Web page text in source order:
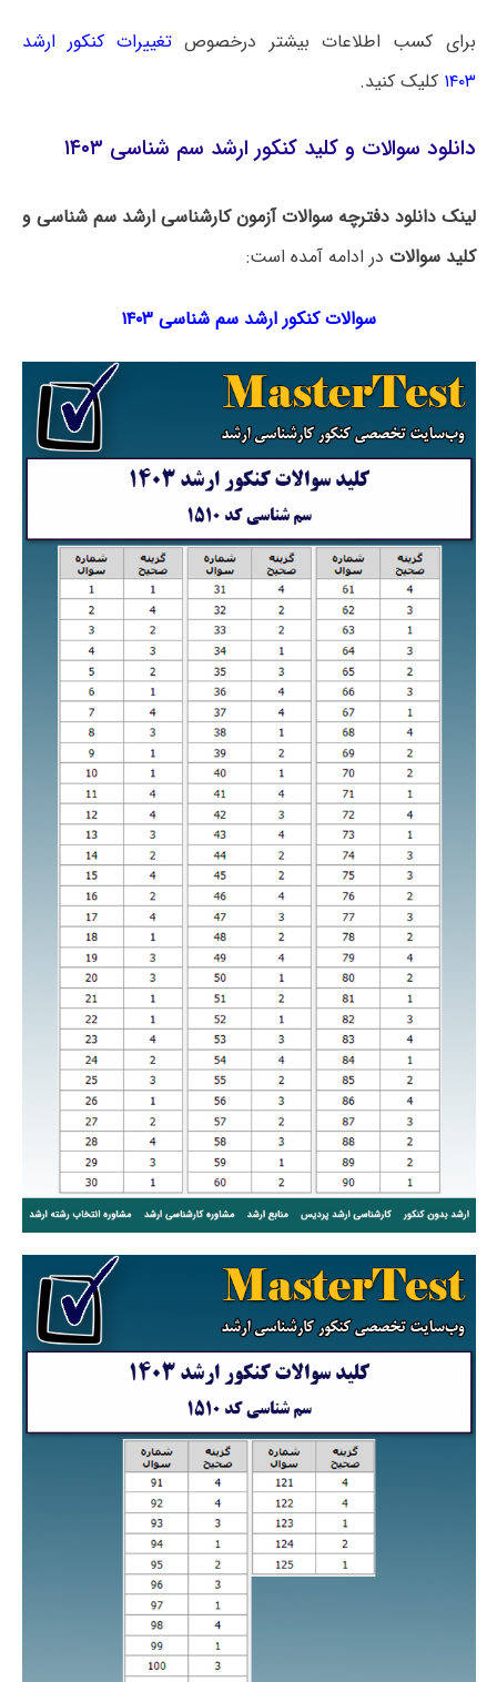
برای کسب اطلاعات بیشتر درخصوص تغییرات کنکور ارشد
۱۴۰۳ کلیک کنید.
دانلود سوالات و کلید کنکور ارشد سم شناسی ۱۴۰۳
لینک دانلود دفترچه سوالات آزمون کارشناسی ارشد سم شناسی و
کلید سوالات در ادامه آمده است:
سوالات کنکور ارشد سم شناسی ۱۴۰۳